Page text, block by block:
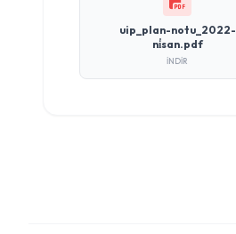
uip_plan-notu_2022-
ni̇san.pdf
İNDIR